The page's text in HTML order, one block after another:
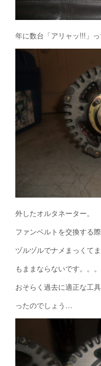
年に数台「アリャッ!!!」っ
外したオルタネーター。
ファンベルトを交換する
ヅルヅルでナメまっくて
もままならないです。。。
おそらく過去に適正な工
ったのでしょう…